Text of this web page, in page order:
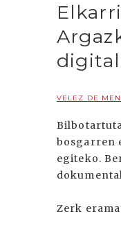
VELEZ DE
bosgarren
egiteko.
Zerk